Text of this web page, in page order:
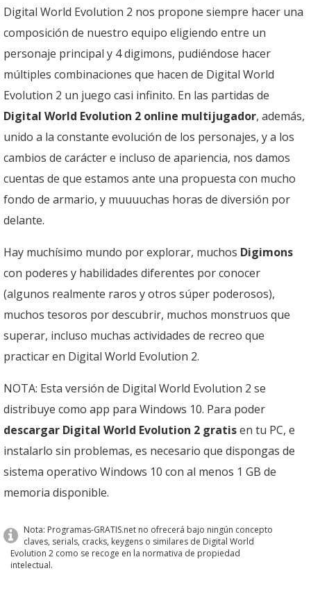
Digital World Evolution 2 nos propone siempre hacer una
composición de nuestro equipo eligiendo entre un
personaje principal y 4 digimons, pudiéndose hacer
múltiples combinaciones que hacen de Digital World
Evolution 2 un juego casi infinito. En las partidas de
Digital World Evolution 2 online multijugador, además,
unido a la constante evolución de los personajes, y a los
cambios de carácter e incluso de apariencia, nos damos
cuentas de que estamos ante una propuesta con mucho
fondo de armario, y muuuuchas horas de diversión por
delante.
Hay muchísimo mundo por explorar, muchos Digimons
con poderes y habilidades diferentes por conocer
(algunos realmente raros y otros súper poderosos),
muchos tesoros por descubrir, muchos monstruos que
superar, incluso muchas actividades de recreo que
practicar en Digital World Evolution 2.
NOTA: Esta versión de Digital World Evolution 2 se
distribuye como app para Windows 10. Para poder
descargar Digital World Evolution 2 gratisen tu PC, e
instalarlo sin problemas, es necesario que dispongas de
sistema operativo Windows 10 con al menos 1 GB de
memoria disponible.
Nota: Programas-GRATIS.net no ofrecerá bajo ningún concepto
claves, serials, cracks, keygens o similares de Digital World
Evolution 2 como se recoge en la normativa de propiedad
intelectual.